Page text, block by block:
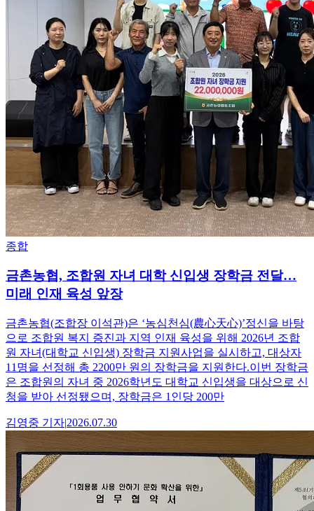
종합
금촌농협, 조합원 자녀 대학 신입생 장학금 전달…
미래 인재 육성 앞장
금촌농협(조합장 이석관)은 ‘농심천심(農心天心)’정신을 바탕
으로 조합원 복지 증진과 지역 인재 육성을 위해 2026년 조합
원 자녀(대학교 신입생) 장학금 지원사업을 실시하고, 대상자
11명을 선정해 총 2200만 원의 장학금을 지원한다.이번 장학금
은 조합원의 자녀 중 2026학년도 대학교 신입생을 대상으로 신
청을 받아 선정됐으며, 장학금은 1인당 200만
김영중 기자|2026.07.30